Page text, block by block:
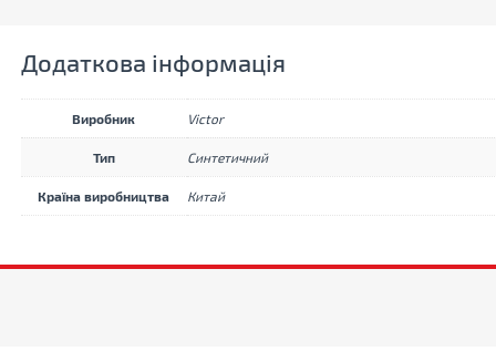
Додаткова інформація
Виробник Victor
Тип Синтетичний
Країна виробництва Китай